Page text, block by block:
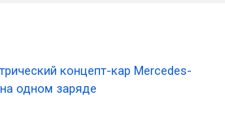
концепт-кар Mercedes-
одном заряде